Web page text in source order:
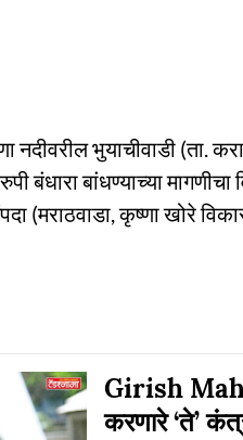
भुयाचीवाडी (ता.
बंधारा बांधण्याच्या
(मराठवाडा, कृष्णा खोरे
Girish
करणारे ‘ते’